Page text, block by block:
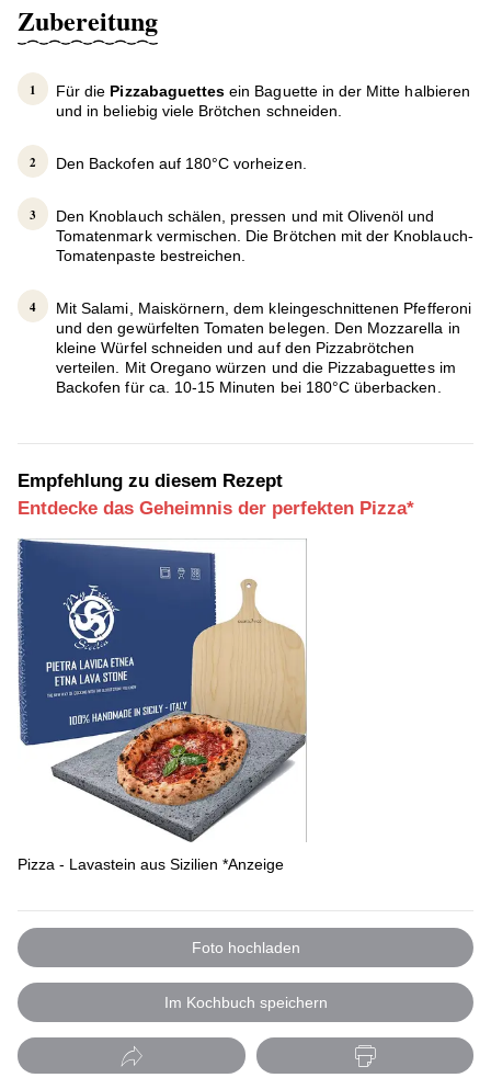
Zubereitung
Für die Pizzabaguettes ein Baguette in der Mitte halbieren
und in beliebig viele Brötchen schneiden.
Den Backofen auf 180°C vorheizen.
Den Knoblauch schälen, pressen und mit Olivenöl und
Tomatenmark vermischen. Die Brötchen mit der Knoblauch-
Tomatenpaste bestreichen.
Mit Salami, Maiskörnern, dem kleingeschnittenen Pfefferoni
und den gewürfelten Tomaten belegen. Den Mozzarella in
kleine Würfel schneiden und auf den Pizzabrötchen
verteilen. Mit Oregano würzen und die Pizzabaguettes im
Backofen für ca. 10-15 Minuten bei 180°C überbacken.
Empfehlung zu diesem Rezept
Entdecke das Geheimnis der perfekten Pizza*
Pizza - Lavastein aus Sizilien *Anzeige
Foto hochladen
Im Kochbuch speichern